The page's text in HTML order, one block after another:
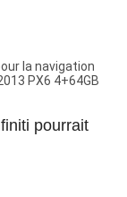
la navigation
PX6 4+64GB
pourrait